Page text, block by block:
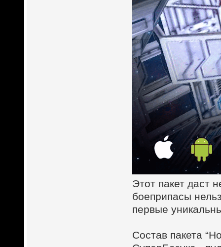
Этот пакет даст
боеприпасы
первые
Состав пакета